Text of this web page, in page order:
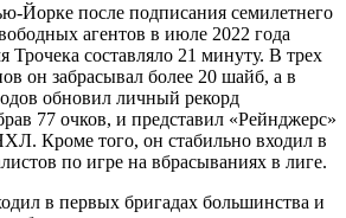
Йорке после подписания семилетнего
агентов в июле 2022 года
Трочека составляло 21 минуту. В трех
он забрасывал более 20 шайб, а в
обновил личный рекорд
77 очков, и представил «Рейнджерс»
Кроме того, он стабильно входил в
по игре на вбрасываниях в лиге.
в первых бригадах большинства и